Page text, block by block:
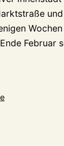
Februar